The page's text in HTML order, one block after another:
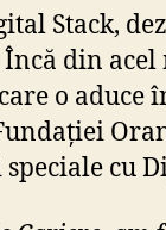
Stack,
din
o aduce
cu